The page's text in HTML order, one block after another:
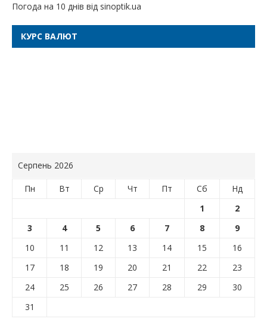
Погода на 10 днів від sinoptik.ua
КУРС ВАЛЮТ
Серпень 2026
Пн Вт Ср Чт Пт Сб
Нд
1
2
3
4 5 6 7 8
9
10
11 12 13 14 15
16
17
18 19 20 21 22
23
24
25 26 27 28 29
30
31